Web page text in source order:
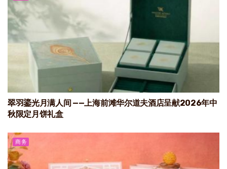
翠羽鎏光月满人间 ——上海前滩华尔道夫酒店呈献2026年中
秋限定月饼礼盒
商务